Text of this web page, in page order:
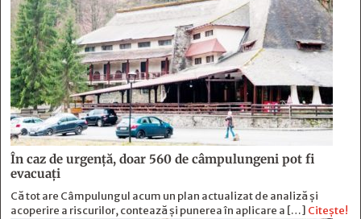
În caz de urgență, doar 560 de câmpulungeni pot fi
evacuați
Că tot are Câmpulungul acum un plan actualizat de analiză și
acoperire a riscurilor, contează și punerea în aplicare a […] Citește!